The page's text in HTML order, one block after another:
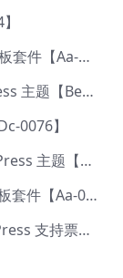
Jarvis – 网络安全服务 Elementor 模板套件【Aa-0035】
lmpeka v1.3.9-创意多用途 WordPress 主题【Be-0064】
0076】
Rhye v3.5.3 – AJAX Portfolio WordPress 主题【Bi-0049】
Agria – 农业公司 Elementor Pro 模板套件【Aa-0003】
Fluent Support Pro v1.8.1 – WordPress 支持票务系统【Cc-0041】